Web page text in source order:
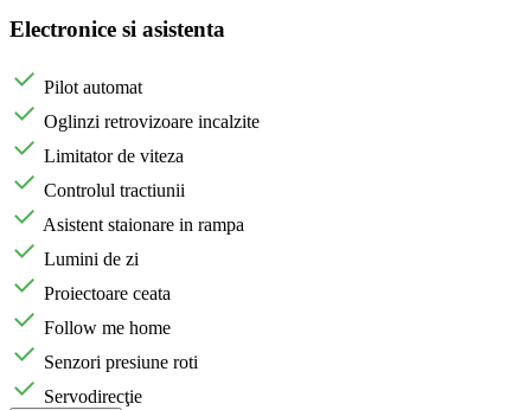
Electronice si asistenta
Pilot automat
Oglinzi retrovizoare incalzite
Limitator de viteza
Controlul tractiunii
Asistent staionare in rampa
Lumini de zi
Proiectoare ceata
Follow me home
Senzori presiune roti
Servodirecţie